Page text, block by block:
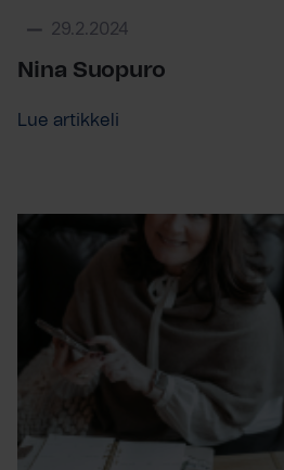
29.2.2024
Nina Suopuro
Lue artikkeli